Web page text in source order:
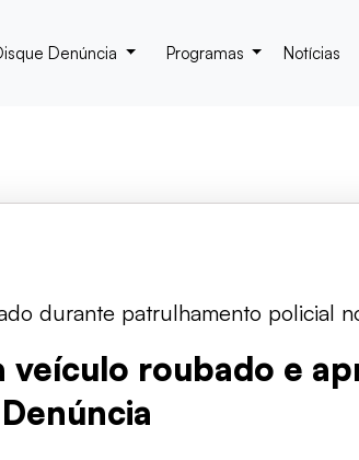
Denúncia Programas Notícias
durante patrulhamento policial
veículo roubado e